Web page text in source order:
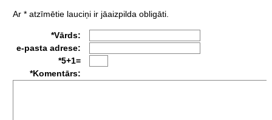
Ar * atzīmētie lauciņi ir jāaizpilda obligāti.
*Vārds:
e-pasta adrese:
*5+1=
*Komentārs: